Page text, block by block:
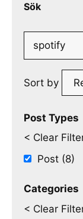
Sök
Search
Sort by
Post Types
< Clear
Post (8)
Categories
< Clear